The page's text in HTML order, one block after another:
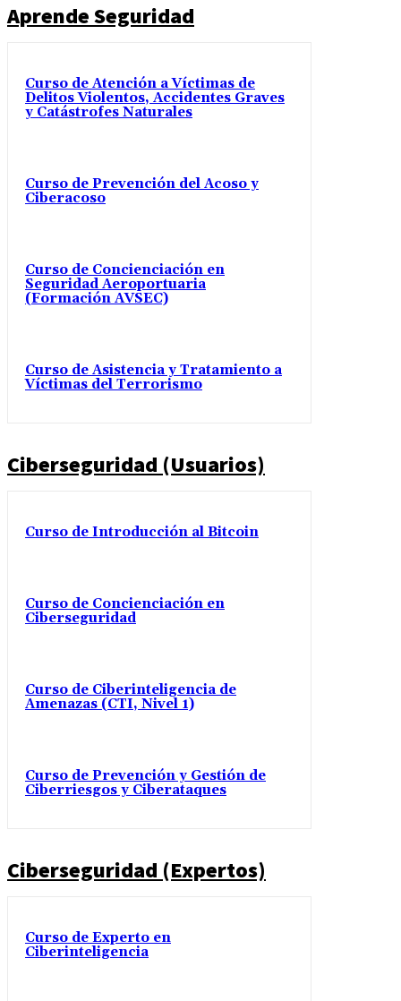
Aprende Seguridad
Curso de Atención a Víctimas de
Delitos Violentos, Accidentes Graves
y Catástrofes Naturales
Curso de Prevención del Acoso y
Ciberacoso
Curso de Concienciación en
Seguridad Aeroportuaria
(Formación AVSEC)
Curso de Asistencia y Tratamiento a
Víctimas del Terrorismo
Ciberseguridad (Usuarios)
Curso de Introducción al Bitcoin
Curso de Concienciación en
Ciberseguridad
Curso de Ciberinteligencia de
Amenazas (CTI, Nivel 1)
Curso de Prevención y Gestión de
Ciberriesgos y Ciberataques
Ciberseguridad (Expertos)
Curso de Experto en
Ciberinteligencia